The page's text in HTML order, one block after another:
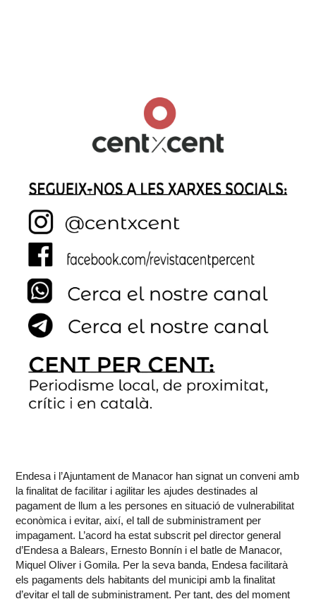
Endesa i l’Ajuntament de Manacor han signat un conveni amb
la finalitat de facilitar i agilitar les ajudes destinades al
pagament de llum a les persones en situació de vulnerabilitat
econòmica i evitar, així, el tall de subministrament per
impagament. L’acord ha estat subscrit pel director general
d’Endesa a Balears, Ernesto Bonnín i el batle de Manacor,
Miquel Oliver i Gomila. Per la seva banda, Endesa facilitarà
els pagaments dels habitants del municipi amb la finalitat
d’evitar el tall de subministrament. Per tant, des del moment